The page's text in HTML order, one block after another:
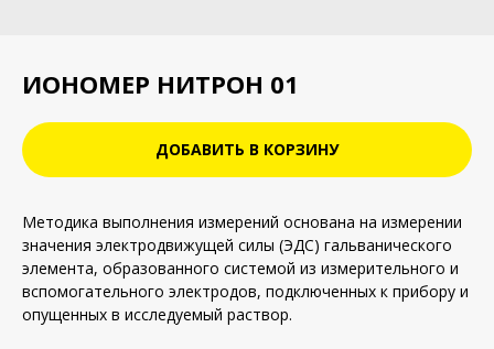
ИОНОМЕР НИТРОН 01
ДОБАВИТЬ В КОРЗИНУ
Методика выполнения измерений основана на измерении
значения электродвижущей силы (ЭДС) гальванического
элемента, образованного системой из измерительного и
вспомогательного электродов, подключенных к прибору и
опущенных в исследуемый раствор.